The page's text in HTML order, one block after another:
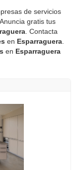
de servicios
. Anuncia gratis tus
. Contacta
en Esparraguera
en Esparraguera